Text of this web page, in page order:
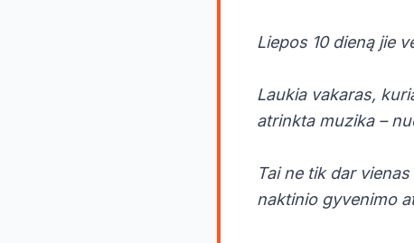
Liepos 10 dieną jie
Laukia vakaras,
atrinkta muzika –
Tai ne tik dar
naktinio gyvenimo